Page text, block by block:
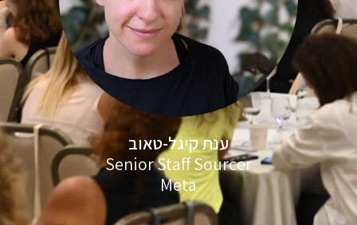
ענת קיגל-טאוב
Senior Staff Sourcer
Meta